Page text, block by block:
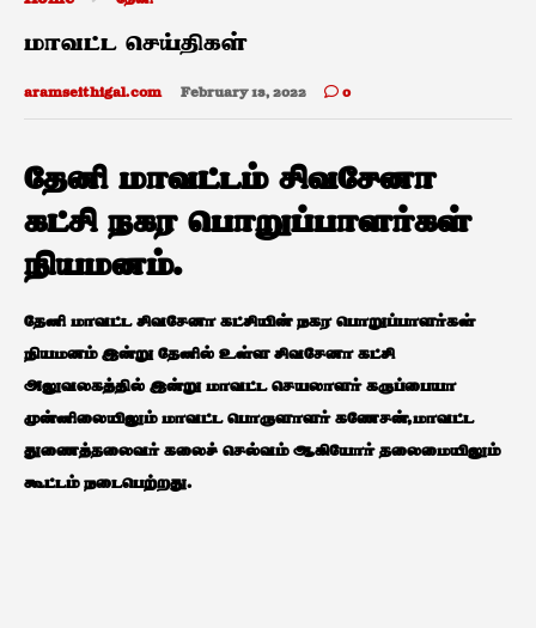
மாவட்ட செய்திகள்
aramseithigal.com February 13, 2022 0
தேனி மாவட்டம் சிவசேனா
கட்சி நகர பொறுப்பாளர்கள்
நியமனம்.
தேனி மாவட்ட சிவசேனா கட்சியின் நகர பொறுப்பாளர்கள்
நியமனம் இன்று தேனில் உள்ள சிவசேனா கட்சி
அலுவலகத்தில் இன்று மாவட்ட செயலாளர் கருப்பையா
முன்னிலையிலும் மாவட்ட பொருளாளர் கணேசன்,மாவட்ட
துணைத்தலைவர் கலைச் செல்வம் ஆகியோர் தலைமையிலும்
கூட்டம் நடைபெற்றது.